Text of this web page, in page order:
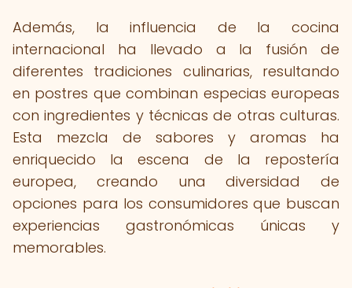
Además, la influencia de la cocina
internacional ha llevado a la fusión de
diferentes tradiciones culinarias, resultando
en postres que combinan especias europeas
con ingredientes y técnicas de otras culturas.
Esta mezcla de sabores y aromas ha
enriquecido la escena de la repostería
europea, creando una diversidad de
opciones para los consumidores que buscan
experiencias gastronómicas únicas y
memorables.